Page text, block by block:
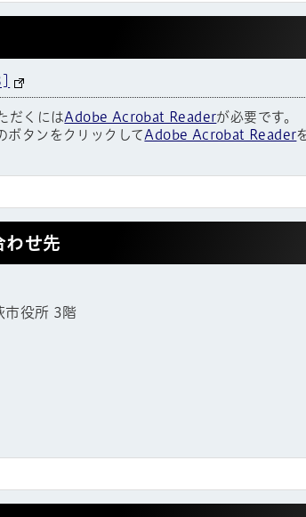
だくにはAdobe Acrobat Readerが必要です。
ボタンをクリックして Adobe Acrobat Reader
わせ先
市役所 3階